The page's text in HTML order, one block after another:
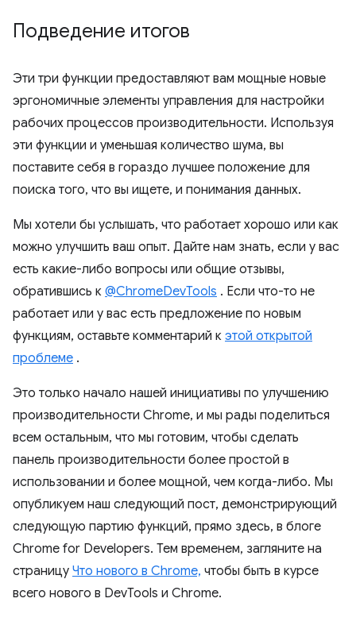
Подведение итогов
Эти три функции предоставляют вам мощные новые
эргономичные элементы управления для настройки
рабочих процессов производительности. Используя
эти функции и уменьшая количество шума, вы
поставите себя в гораздо лучшее положение для
поиска того, что вы ищете, и понимания данных.
Мы хотели бы услышать, что работает хорошо или как
можно улучшить ваш опыт. Дайте нам знать, если у вас
есть какие-либо вопросы или общие отзывы,
обратившись к @ChromeDevTools . Если что-то не
работает или у вас есть предложение по новым
функциям, оставьте комментарий к этой открытой
проблеме .
Это только начало нашей инициативы по улучшению
производительности Chrome, и мы рады поделиться
всем остальным, что мы готовим, чтобы сделать
панель производительности более простой в
использовании и более мощной, чем когда-либо. Мы
опубликуем наш следующий пост, демонстрирующий
следующую партию функций, прямо здесь, в блоге
Chrome for Developers. Тем временем, загляните на
страницу Что нового в Chrome, чтобы быть в курсе
всего нового в DevTools и Chrome.